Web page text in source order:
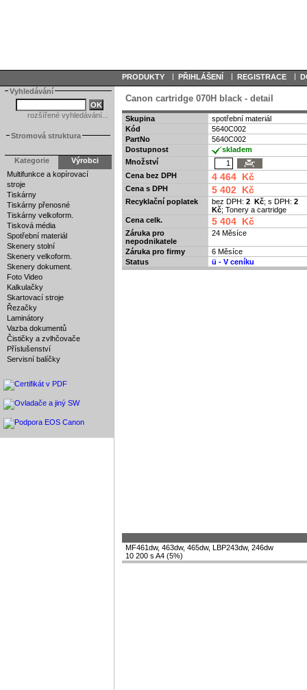
PRODUKTY PŘIHLÁŠENÍ REGISTRACE
Vyhledávání
rozšířené vyhledávání...
Stromová struktura
Kategorie
Výrobci
Multifunkce a kopírovací
stroje
Tiskárny
Tiskárny přenosné
Tiskárny velkoform.
Tisková média
Spotřební materiál
Skenery stolní
Skenery velkoform.
Skenery dokument.
Foto Video
Kalkulačky
Skartovací stroje
Řezačky
Laminátory
Vazba dokumentů
Čističky a zvlhčovače
Příslušenství
Servisní balíčky
Canon cartridge 070H black - detail
Skupina
spotřební materiál
Kód
5640C002
PartNo
5640C002
Dostupnost
skladem
Množství
Cena bez DPH
4 464 Kč
Cena s DPH 5 402 Kč
Recyklační poplatek bez DPH: 2 Kč; s DPH: 2
Kč; Tonery a cartridge
Cena celk.
5 404 Kč
Záruka pro
nepodnikatele
24 Měsíce
Záruka pro firmy
6 Měsíce
Status
ü - V ceníku
MF461dw, 463dw, 465dw, LBP243dw, 246dw
10 200 s A4 (5%)